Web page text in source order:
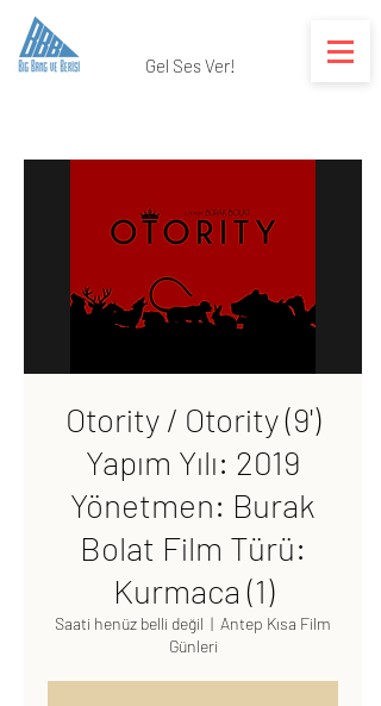
Gel Ses Ver!
Otority / Otority (9')
Yapım Yılı: 2019
Yönetmen: Burak
Bolat Film Türü:
Kurmaca (1)
Saati henüz belli değil
  |
Antep Kısa Film
Günleri